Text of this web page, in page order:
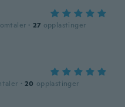
omtaler · 27 opplastinger
· 20 opplastinger